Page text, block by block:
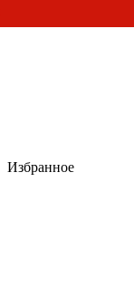
Избранное